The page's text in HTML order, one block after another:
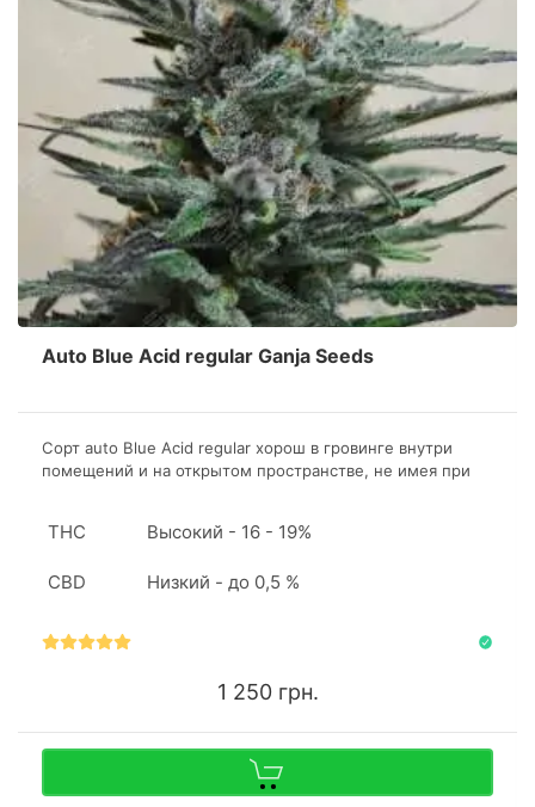
Auto Blue Acid regular Ganja Seeds
Сорт auto Blue Acid regular хорош в гровинге внутри
помещений и на открытом пространстве, не имея при
коноплеводы решают купить семена конопли, если хотят
THC Высокий - 16 - 19%
CBD Низкий - до 0,5 %
1 250 грн.